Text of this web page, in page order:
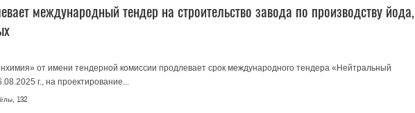
международный тендер на строительство завода по производству йода,
от имени тендерной комиссии продлевает срок международного тендера «Нейтральный
г., на проектирование...
132